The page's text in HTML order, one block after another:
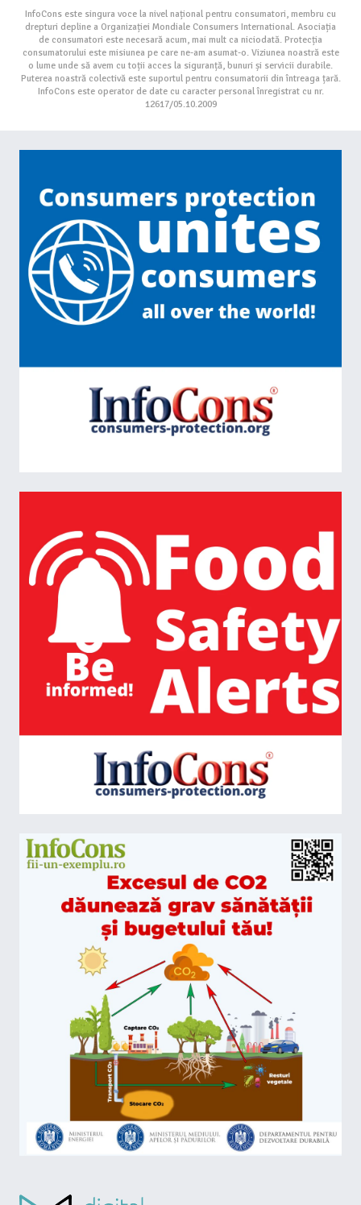
InfoCons este singura voce la nivel național pentru consumatori, membru cu
drepturi depline a Organizației Mondiale Consumers International. Asociația
de consumatori este necesară acum, mai mult ca niciodată. Protecția
consumatorului este misiunea pe care ne-am asumat-o. Viziunea noastră este
o lume unde să avem cu toții acces la siguranță, bunuri și servicii durabile.
Puterea noastră colectivă este suportul pentru consumatorii din întreaga țară.
InfoCons este operator de date cu caracter personal înregistrat cu nr.
12617/05.10.2009